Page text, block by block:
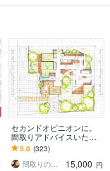
セカンドオピニオンに。
間取りアドバイスいたし
ます 住宅設計の経験豊富
な一級建築士が暮らす視
点で間取りチェック！
5.0 (323)
間取りのアドバイザーhachikuro
15,000 円